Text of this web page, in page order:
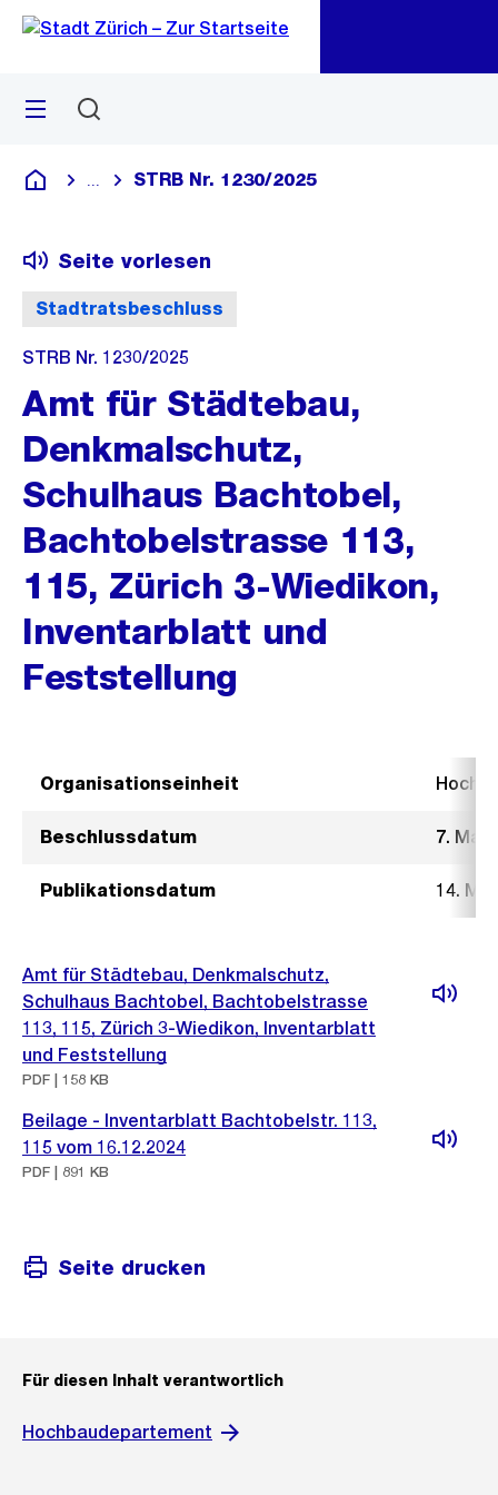
Navigation
Sprunglink
Menü
Deutsch
Blende alle Breadcrumbs ein
STRB Nr. 1230/2025
Stadtratsbeschluss
Seite vorlesen
STRB Nr. 1230/2025
Amt für Städtebau,
Denkmalschutz,
Schulhaus Bachtobel,
Bachtobelstrasse 113,
115, Zürich 3-Wiedikon,
Inventarblatt und
Feststellung
Organisationseinheit
Beschlussdatum 7. Mai
Publikationsdatum 14.
Amt für Städtebau, Denkmalschutz,
Schulhaus Bachtobel, Bachtobelstrasse
113, 115, Zürich 3-Wiedikon, Inventarblatt
und Feststellung
PDF | 158 KB
Beilage - Inventarblatt Bachtobelstr. 113,
115 vom 16.12.2024
PDF | 891 KB
Seite drucken
Für diesen Inhalt verantwortlich
Hochbaudepartement